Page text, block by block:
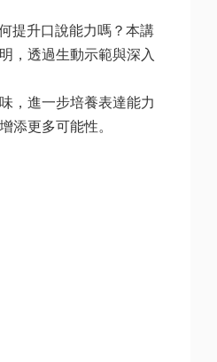
提升口說能力嗎？本講
，透過生動示範與深入
，進一步培養表達能力
添更多可能性。